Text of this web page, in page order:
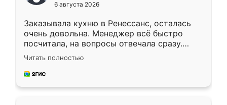
6 августа 2026
Заказывала кухню в Ренессанс, осталась
очень довольна. Менеджер всё быстро
посчитала, на вопросы отвечала сразу.
Замерщик приехал в субботу, подошёл к
делу со всей ответственностью. Собрали
за день, ребята работали аккуратно, даже
Читать полностью